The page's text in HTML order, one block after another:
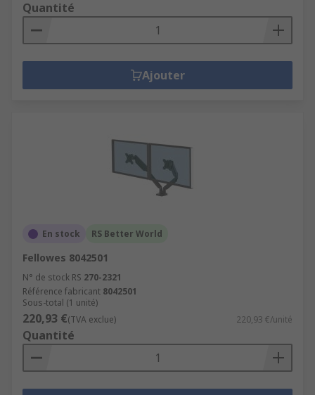
Quantité
Ajouter
En stock RS Better World
Fellowes 8042501
N° de stock RS 270-2321
Référence fabricant 8042501
Sous-total (1 unité)
220,93 €(TVA exclue) 220,93 €/unité
Quantité